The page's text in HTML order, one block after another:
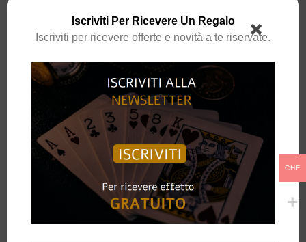
AGGIUNGI AL CARRELLO
Spedizione gratuita per ordini superiori a69.00 CHF
CHF
Iscriviti Per Ricevere Un Regalo
Iscriviti per ricevere offerte e novità a te riservate.